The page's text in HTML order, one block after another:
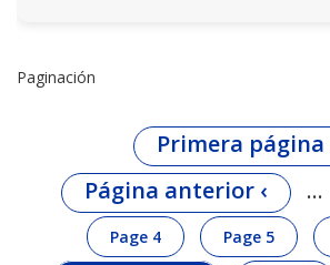
Paginación
Primera página
Página anterior ‹ …
Page 4 Page 5